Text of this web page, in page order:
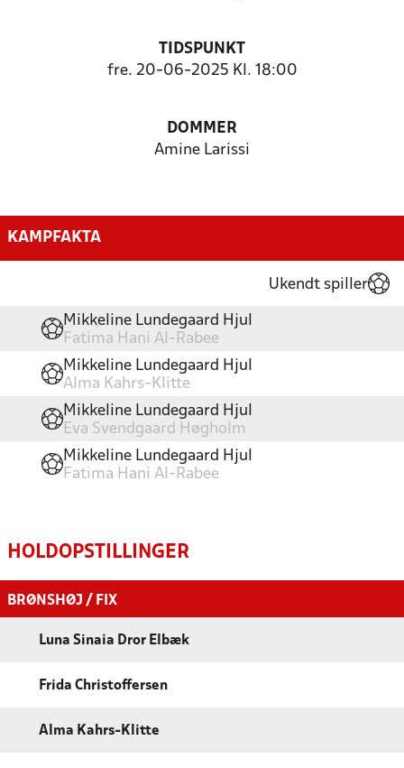
TIDSPUNKT
fre. 20-06-2025 Kl. 18:00
DOMMER
Amine Larissi
KAMPFAKTA
Ukendt spiller
Mikkeline Lundegaard Hjul
Fatima Hani Al-Rabee
Mikkeline Lundegaard Hjul
Alma Kahrs-Klitte
Mikkeline Lundegaard Hjul
Eva Svendgaard Høgholm
Mikkeline Lundegaard Hjul
Fatima Hani Al-Rabee
HOLDOPSTILLINGER
BRØNSHØJ / FIX
Luna Sinaia Dror Elbæk
Frida Christoffersen
Alma Kahrs-Klitte